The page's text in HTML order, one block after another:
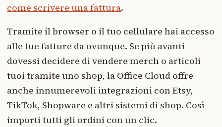
come scrivere una fattura.
Tramite il browser o il tuo cellulare hai accesso
alle tue fatture da ovunque. Se più avanti
dovessi decidere di vendere merch o articoli
tuoi tramite uno shop, la Office Cloud offre
anche innumerevoli integrazioni con Etsy,
TikTok, Shopware e altri sistemi di shop. Così
importi tutti gli ordini con un clic.